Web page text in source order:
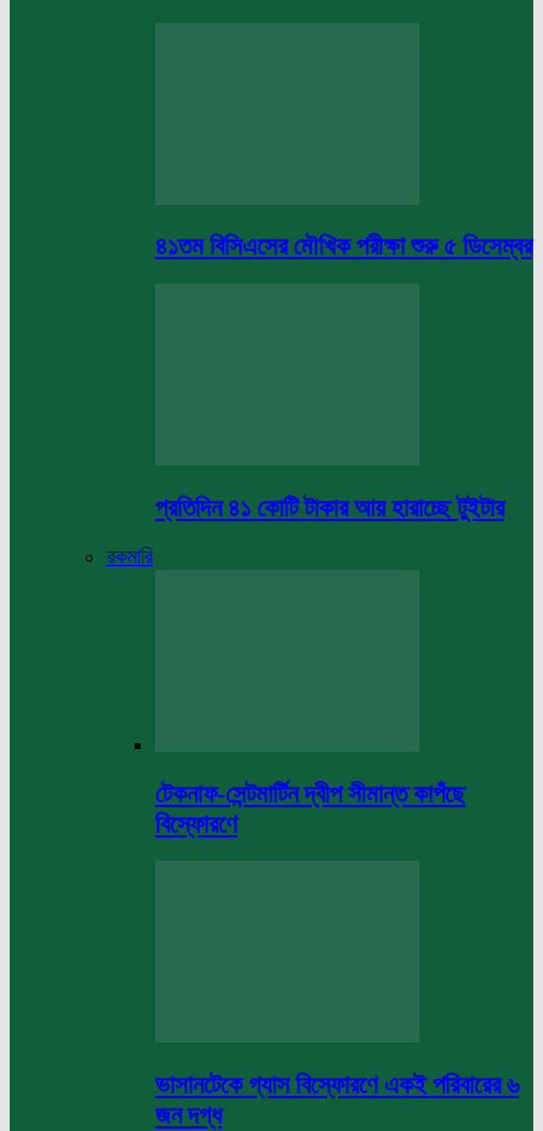
৪১তম বিসিএসের মৌখিক পরীক্ষা শুরু ৫ ডিসেম্বর
প্রতিদিন ৪১ কোটি টাকার আয় হারাচ্ছে টুইটার
রকমারি
টেকনাফ-সেন্টমার্টিন দ্বীপ সীমান্ত কাপঁছে
বিস্ফোরণে
ভাসানটেকে গ্যাস বিস্ফোরণে একই পরিবারের ৬
জন দগ্ধ